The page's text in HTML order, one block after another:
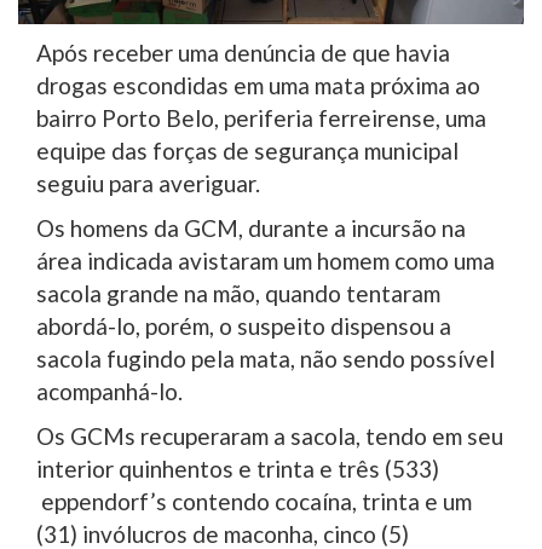
Após receber uma denúncia de que havia
drogas escondidas em uma mata próxima ao
bairro Porto Belo, periferia ferreirense, uma
equipe das forças de segurança municipal
seguiu para averiguar.
Os homens da GCM, durante a incursão na
área indicada avistaram um homem como uma
sacola grande na mão, quando tentaram
abordá-lo, porém, o suspeito dispensou a
sacola fugindo pela mata, não sendo possível
acompanhá-lo.
Os GCMs recuperaram a sacola, tendo em seu
interior quinhentos e trinta e três (533)
eppendorf’s contendo cocaína, trinta e um
(31) invólucros de maconha, cinco (5)